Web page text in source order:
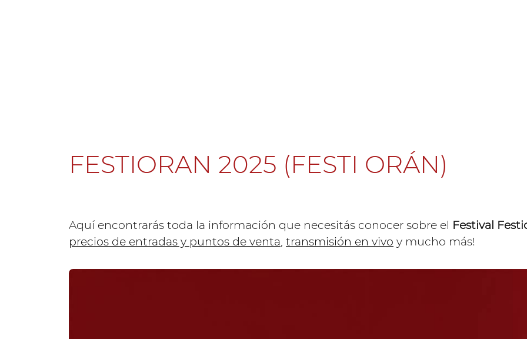
FESTIORAN 2025 (FESTI ORÁN)
Aquí encontrarás toda la información que necesitás conocer sobre el Festival
precios de entradas y puntos de venta transmisión en vivo y mucho más!